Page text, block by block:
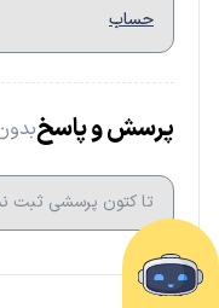
حساب
پرسش و پاسخ
تا کتون پرسشی ثبت